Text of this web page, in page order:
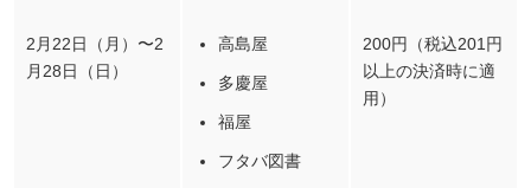
2月22日（月）〜2
月28日（日）
高島屋
多慶屋
福屋
フタバ図書
200円（税込201円
以上の決済時に適
用）